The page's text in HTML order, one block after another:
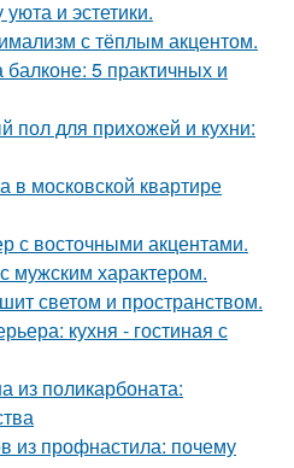
и эстетики.
с тёплым акцентом.
5 практичных и
пол для прихожей и кухни:
в московской квартире
с восточными акцентами.
мужским характером.
светом и пространством.
кухня - гостиная с
из поликарбоната:
из профнастила: почему